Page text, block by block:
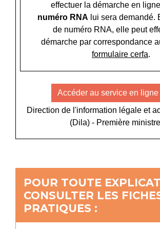
effectuer la démarche en
numéro RNA lui sera demandé.
de numéro RNA, elle peut
démarche par correspondance
formulaire cerfa.
Accéder au service en ligne
Direction de l'information légale et
(Dila) - Première ministre
POUR TOUTE
CONSULTER LES
PRATIQUES :